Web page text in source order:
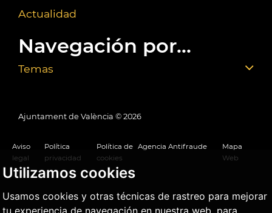
Utilizamos cookies
Usamos cookies y otras técnicas de rastreo para mejorar
tu experiencia de navegación en nuestra web, para
Actualidad
Navegación por...
Temas
Ajuntament de València © 2026
Aviso
legal
Política
privacidad
Política de
cookies
Agencia Antifraude
Mapa
Web